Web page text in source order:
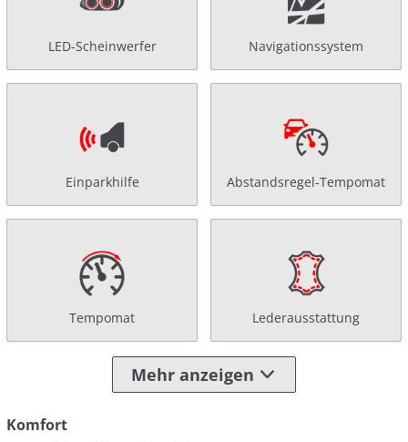
LED-Scheinwerfer Navigationssystem
Einparkhilfe Abstandsregel-Tempomat
Tempomat Lederausstattung
Mehr anzeigen
Komfort